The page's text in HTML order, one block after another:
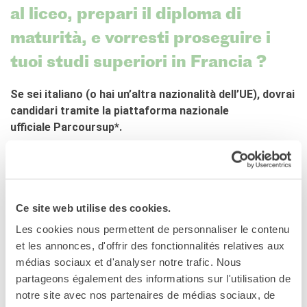
Ce site web utilise des cookies.
Les cookies nous permettent de personnaliser le contenu
et les annonces, d'offrir des fonctionnalités relatives aux
médias sociaux et d'analyser notre trafic. Nous
partageons également des informations sur l'utilisation de
notre site avec nos partenaires de médias sociaux, de
Doppi titoli
Borse di studio e di
ricerca
YEP - Young Entrepreneurs
Programme
CHI SIAMO
Contatti
Organigramma
d'appalto e contratti
SOSTENERE L'INSTITUT
Le operazioni
Come sostenere
I Vantaggi
I nostri luoghi
I contatti
al liceo, prepari il diploma di
maturità, e vorresti proseguire i
tuoi studi superiori in Francia ?
Se sei italiano (o hai un’altra nazionalità dell’UE), dovrai
candidari tramite la piattaforma nazionale
ufficiale Parcoursup*.
Parcoursupè la piattaforma digitale utilizzata in Francia
maturità (nelle università, istituti tecnici, e altri
programmi di istruzione superiore).
La sessione informativa del 27 gennaio 2025 ha lo
scopo di presentare il funzionamento della piattaforma
Parcoursup, spiegare come preparare le candidature, e
dare consigli pratici a chi ha studiato al liceo in Italia per